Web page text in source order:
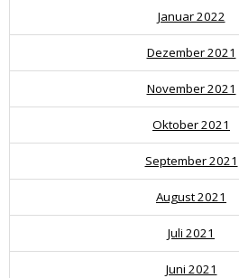
Januar 2022
Dezember 2021
November 2021
Oktober 2021
September 2021
August 2021
Juli 2021
Juni 2021